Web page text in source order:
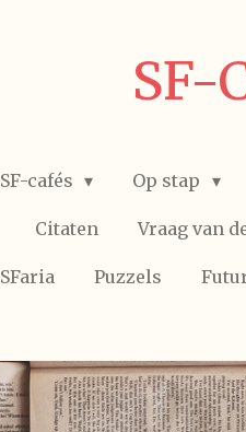
SF-
SF-cafés Op stap
Citaten Vraag van
SFaria Puzzels